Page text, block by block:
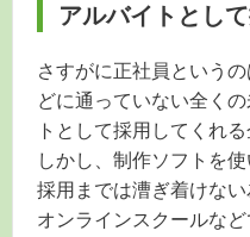
アルバイトとし
さすがに正社員という
どに通っていない全く
トとして採用してくれ
しかし、制作ソフトを
採用までは漕ぎ着けな
オンラインスクールな